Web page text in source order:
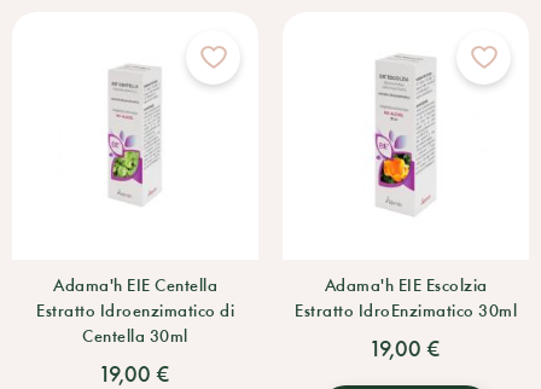
Adama'h EIE Centella
Estratto Idroenzimatico di
Centella 30ml
19,00 €
Adama'h EIE Escolzia
Estratto IdroEnzimatico 30ml
19,00 €